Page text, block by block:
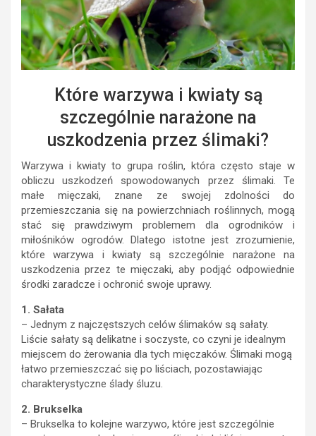
Które warzywa i kwiaty są
szczególnie narażone na
uszkodzenia przez ślimaki?
Warzywa i kwiaty to grupa roślin, która często staje w
obliczu uszkodzeń spowodowanych przez ślimaki. Te
małe mięczaki, znane ze swojej zdolności do
przemieszczania się na powierzchniach roślinnych, mogą
stać się prawdziwym problemem dla ogrodników i
miłośników ogrodów. Dlatego istotne jest zrozumienie,
które warzywa i kwiaty są szczególnie narażone na
uszkodzenia przez te mięczaki, aby podjąć odpowiednie
środki zaradcze i ochronić swoje uprawy.
1. Sałata
– Jednym z najczęstszych celów ślimaków są sałaty.
Liście sałaty są delikatne i soczyste, co czyni je idealnym
miejscem do żerowania dla tych mięczaków. Ślimaki mogą
łatwo przemieszczać się po liściach, pozostawiając
charakterystyczne ślady śluzu.
2. Brukselka
– Brukselka to kolejne warzywo, które jest szczególnie